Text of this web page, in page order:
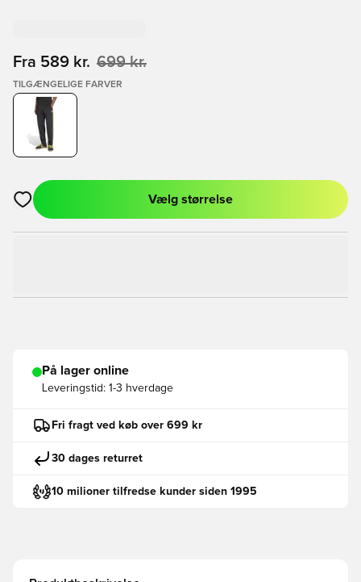
Fra 589 kr. 699 kr.
TILGÆNGELIGE FARVER
Åbner en Modal til at logge ind eller tilmelde dig som medlem
Vælg størrelse
På lager online
Leveringstid: 1-3 hverdage
Fri fragt ved køb over 699 kr
30 dages returret
10 milioner tilfredse kunder siden 1995